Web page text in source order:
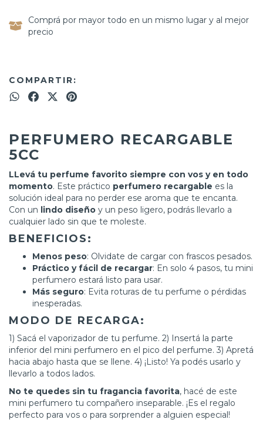
Comprá por mayor todo en un mismo lugar y al mejor
precio
COMPARTIR:
PERFUMERO RECARGABLE
5CC
LLevá tu perfume favorito siempre con vos y en todo
momento. Este práctico perfumero recargable es la
solución ideal para no perder ese aroma que te encanta.
Con un lindo diseño y un peso ligero, podrás llevarlo a
cualquier lado sin que te moleste.
BENEFICIOS:
Menos peso: Olvidate de cargar con frascos pesados.
Práctico y fácil de recargar: En solo 4 pasos, tu mini
perfumero estará listo para usar.
Más seguro: Evita roturas de tu perfume o pérdidas
inesperadas.
MODO DE RECARGA:
1) Sacá el vaporizador de tu perfume. 2) Insertá la parte
inferior del mini perfumero en el pico del perfume. 3) Apretá
hacia abajo hasta que se llene. 4) ¡Listo! Ya podés usarlo y
llevarlo a todos lados.
No te quedes sin tu fragancia favorita, hacé de este
mini perfumero tu compañero inseparable. ¡Es el regalo
perfecto para vos o para sorprender a alguien especial!